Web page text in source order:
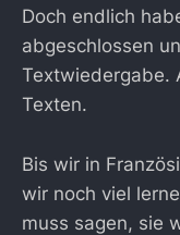
Doch endlich
abgeschlossen
Textwiedergabe.
Texten.
Bis wir in
wir noch viel
muss sagen, sie